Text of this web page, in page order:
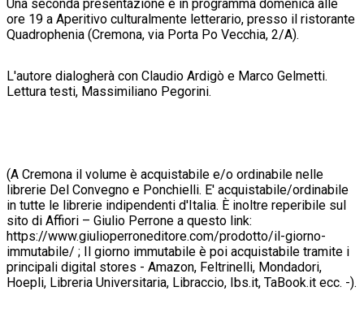
Una seconda presentazione è in programma domenica alle
ore 19 a Aperitivo culturalmente letterario, presso il ristorante
Quadrophenia (Cremona, via Porta Po Vecchia, 2/A).
L'autore dialogherà con Claudio Ardigò e Marco Gelmetti.
Lettura testi, Massimiliano Pegorini.
(A Cremona il volume è acquistabile e/o ordinabile nelle
librerie Del Convegno e Ponchielli. E' acquistabile/ordinabile
in tutte le librerie indipendenti d'Italia. È inoltre reperibile sul
sito di Affiori – Giulio Perrone a questo link:
https://www.giulioperroneditore.com/prodotto/il-giorno-
immutabile/ ; Il giorno immutabile è poi acquistabile tramite i
principali digital stores - Amazon, Feltrinelli, Mondadori,
Hoepli, Libreria Universitaria, Libraccio, Ibs.it, TaBook.it ecc. -).